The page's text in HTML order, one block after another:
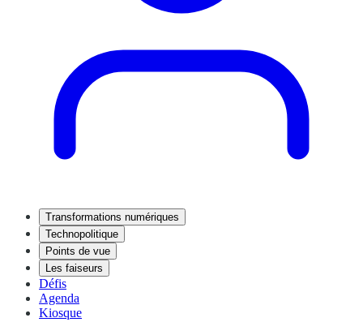
Transformations numériques
Technopolitique
Points de vue
Les faiseurs
Défis
Agenda
Kiosque